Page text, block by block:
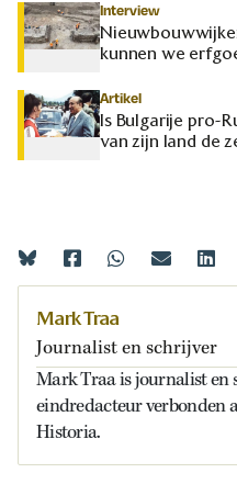
Interview
kunnen we
Artikel
Is Bulgarije pro-
van zijn land de
Mark Traa
Journalist en schrijver
Mark Traa is journalist en
eindredacteur verbonden
Historia.